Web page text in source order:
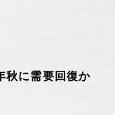
秋に需要回復か